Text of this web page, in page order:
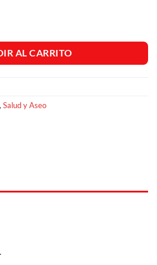
AL CARRITO
, Salud y Aseo